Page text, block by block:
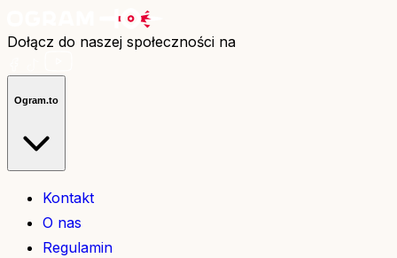
Dołącz do naszej społeczności na
Ogram.to
Kontakt
O nas
Regulamin